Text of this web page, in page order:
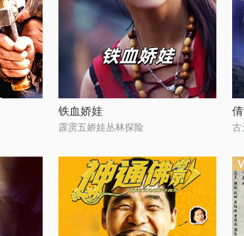
铁血娇娃
霹雳五娇娃丛林探险 古